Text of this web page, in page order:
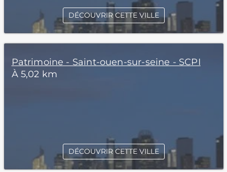
DÉCOUVRIR CETTE VILLE
Patrimoine - Saint-ouen-sur-seine - SCPI
À 5,02 km
DÉCOUVRIR CETTE VILLE